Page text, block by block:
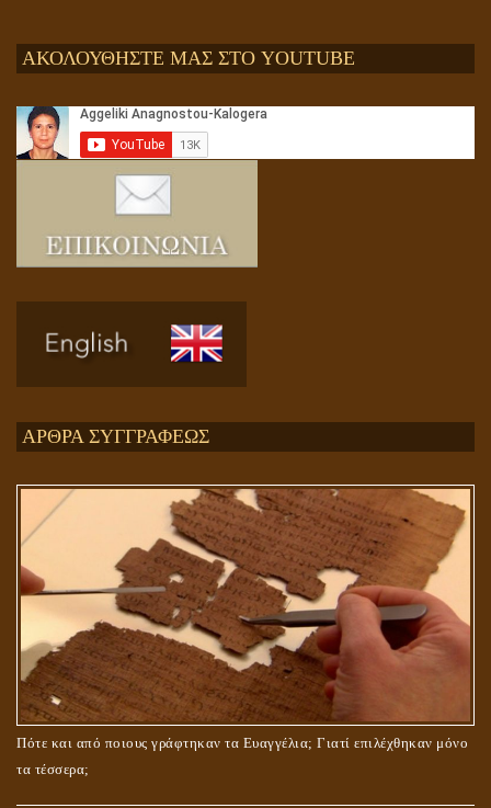
ΑΡΘΡΑ ΣΥΓΓΡΑΦΕΩΣ
Πότε και από ποιους γράφτηκαν τα Ευαγγέλια; Γιατί επιλέχθηκαν μόνο
τα τέσσερα;
Αληθής και επίπλαστη πνευματικότητα
ΤΟ ΣΗΜΕΙΟ ΤΟΥ ΣΤΑΥΡΟΥ
ΑΚΟΛΟΥΘΗΣΤΕ ΜΑΣ ΣΤΟ YOUTUBE